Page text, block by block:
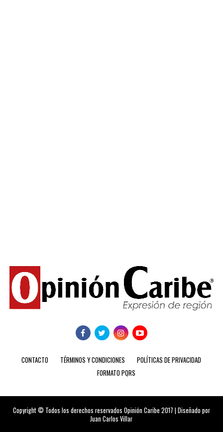
CONTACTO TÉRMINOS Y CONDICIONES
POLÍTICAS DE PRIVACIDAD
FORMATO PQRS
Copyright © Todos los derechos reservados Opinión Caribe 2017 | Diseñado por
Juan Carlos Villar